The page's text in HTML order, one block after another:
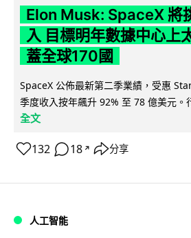
Elon Musk: SpaceX 將
入 目標明年數據中心上
蓋全球170國
SpaceX 公佈最新第二季業績，受惠
季度收入按年飆升 92% 至 78 億美元。
全文
132 18 ↗ 分享
人工智能